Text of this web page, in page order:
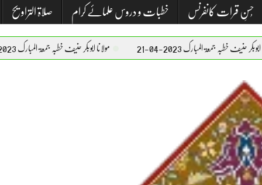
حُسنِ قرات کانفرنس خطبات و دروس علمائے کرام صلاۃ التراویح
المبارک 2023-04-21 مولانا ابوبکر حنیف خطبہ جمعۃ المبارک 2023-04-21